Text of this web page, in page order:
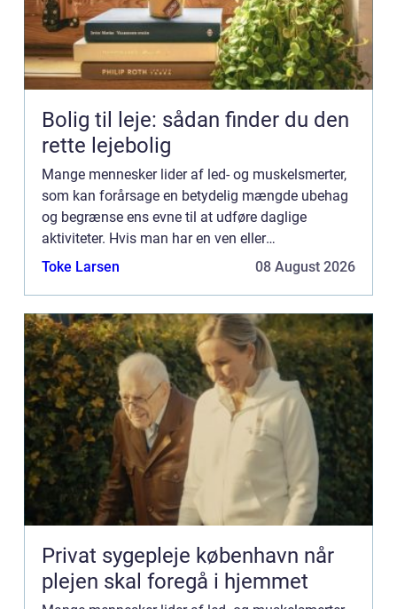
Bolig til leje: sådan finder du den
rette lejebolig
Mange mennesker lider af led- og muskelsmerter,
som kan forårsage en betydelig mængde ubehag
og begrænse ens evne til at udføre daglige
aktiviteter. Hvis man har en ven eller
familiemedlem, der lider af disse smerter, kan
Toke Larsen 08 August 2026
Privat sygepleje københavn når
plejen skal foregå i hjemmet